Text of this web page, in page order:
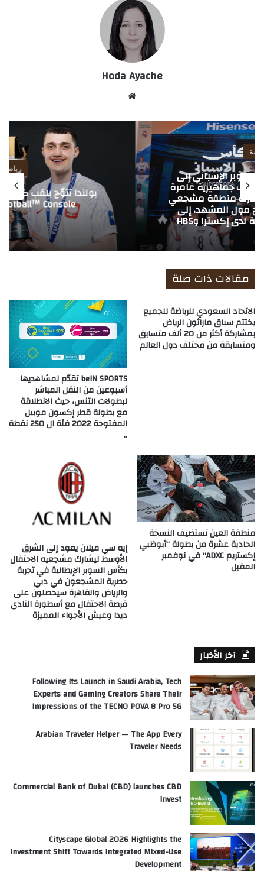
Hoda Ayache
الوي
رياضة
بولندا تتوّج بلقب كأس العالم FIFAe™ لفئة
eFootball™ Console في الرياض
مقالات ذات صلة
الاتحاد السعودي للرياضة للجميع
يختتم سباق ماراثون الرياض
بمشاركة أكثر من 20 ألف متسابق
ومتسابقة من مختلف دول العالم
beIN SPORTS تقدّم لمشاهديها
أسبوعين من النقل المباشر
لبطولات التنس، حيث الانطلاقة
مع بطولة قطر إكسون موبيل
المفتوحة 2022 فئة ال 250 نقطة
..
منطقة العين تستضيف النسخة
الحادية عشرة من بطولة “أبوظبي
إكستريم ADXC” في نوفمبر
المقبل
إيه سي ميلان يعود إلى الشرق
الأوسط ليشارك مشجعيه الاحتفال
بكأس السوبر الإيطالية في تجربة
حصرية المشجعون في دبي
والرياض والقاهرة سيحصلون على
فرصة الاحتفال مع أسطورة النادي
ديدا وعيش الأجواء المميزة
آخر الأخبار
Following Its Launch in Saudi Arabia, Tech
Experts and Gaming Creators Share Their
Impressions of the TECNO POVA 8 Pro 5G
Arabian Traveler Helper — The App Every
Traveler Needs
Commercial Bank of Dubai (CBD) launches CBD
Invest
Cityscape Global 2026 Highlights the
Investment Shift Towards Integrated Mixed-Use
Development